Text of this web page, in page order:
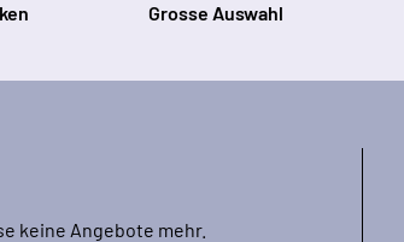
Grosse Auswahl
keine Angebote mehr.